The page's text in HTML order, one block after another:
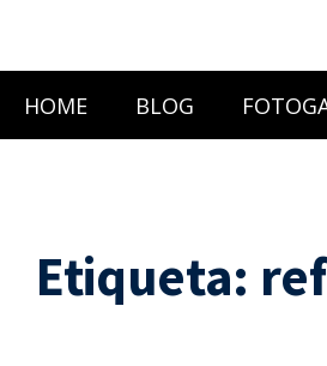
HOME BLOG
Etiqueta: